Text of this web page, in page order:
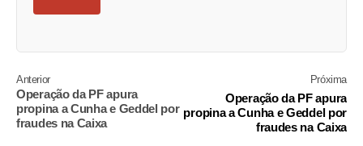
Anterior
Operação da PF apura
propina a Cunha e Geddel por
fraudes na Caixa
Próxima
Operação da PF apura
propina a Cunha e Geddel por
fraudes na Caixa